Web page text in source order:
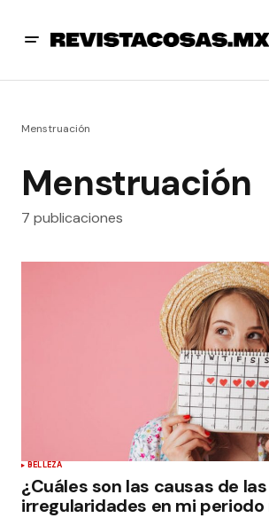
Menstruación
Menstruación
7 publicaciones
BELLEZA
¿Cuáles son las causas de las
irregularidades en mi